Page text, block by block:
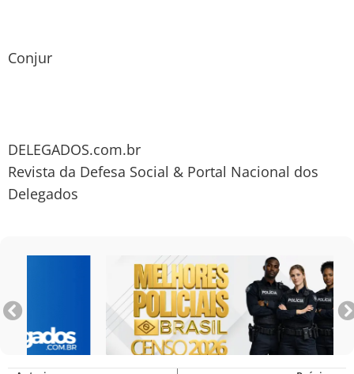
Conjur
DELEGADOS.com.br
Revista da Defesa Social & Portal Nacional dos
Delegados